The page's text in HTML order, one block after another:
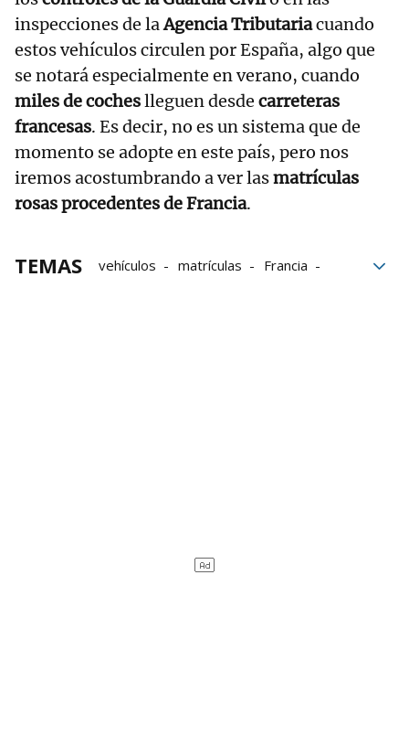
inspecciones de laAgencia Tributariacuando
estos vehículos circulen por España, algo que
se notará especialmente en verano, cuando
miles de cocheslleguen desde carreteras
francesas. Es decir, no es un sistema que de
momento se adopte en este país, pero nos
iremos acostumbrando a ver lasmatrículas
rosas procedentes de Francia.
TEMAS vehículos matrículas
Francia